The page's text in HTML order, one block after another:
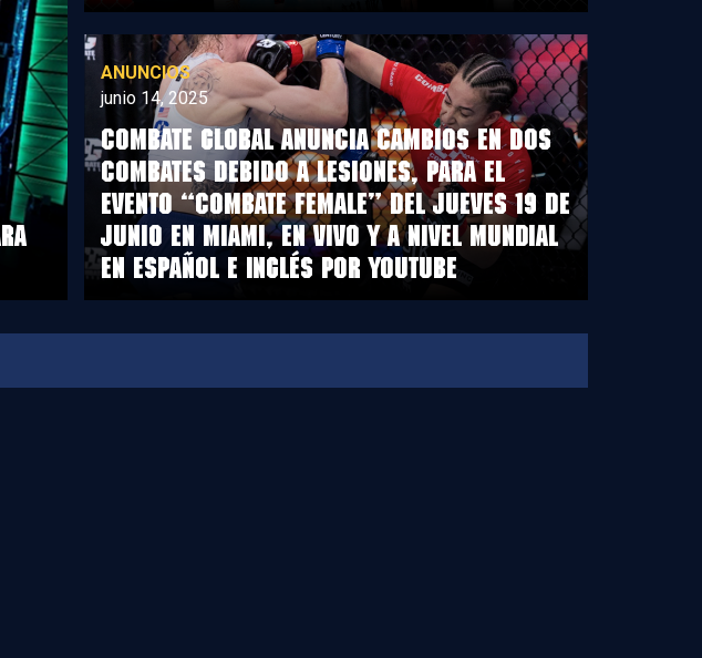
ANUNCIOS
junio 14, 2025
COMBATE GLOBAL ANUNCIA CAMBIOS EN DOS
COMBATES DEBIDO A LESIONES, PARA EL
EVENTO “COMBATE FEMALE” DEL JUEVES 19 DE
JUNIO EN MIAMI, EN VIVO Y A NIVEL MUNDIAL
EN ESPAÑOL E INGLÉS POR YOUTUBE